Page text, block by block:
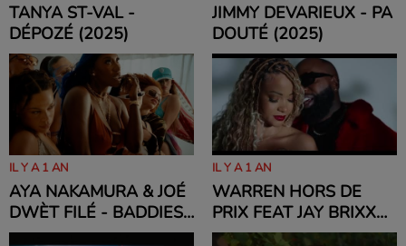
TANYA ST-VAL -
DÉPOZÉ (2025)
JIMMY DEVARIEUX - PA
DOUTÉ (2025)
IL Y A 1 AN
AYA NAKAMURA & JOÉ
DWÈT FILÉ - BADDIES
(2025)
IL Y A 1 AN
WARREN HORS DE
PRIX FEAT JAY BRIXXX
(2025)